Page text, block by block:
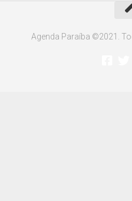
Agenda Paraíba ©2021.